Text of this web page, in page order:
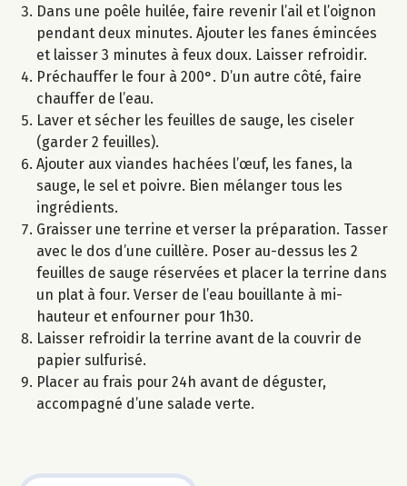
Dans une poêle huilée, faire revenir l’ail et l’oignon
pendant deux minutes. Ajouter les fanes émincées
et laisser 3 minutes à feux doux. Laisser refroidir.
Préchauffer le four à 200°. D’un autre côté, faire
chauffer de l’eau.
Laver et sécher les feuilles de sauge, les ciseler
(garder 2 feuilles).
Ajouter aux viandes hachées l’œuf, les fanes, la
sauge, le sel et poivre. Bien mélanger tous les
ingrédients.
Graisser une terrine et verser la préparation. Tasser
avec le dos d’une cuillère. Poser au-dessus les 2
feuilles de sauge réservées et placer la terrine dans
un plat à four. Verser de l’eau bouillante à mi-
hauteur et enfourner pour 1h30.
Laisser refroidir la terrine avant de la couvrir de
papier sulfurisé.
Placer au frais pour 24h avant de déguster,
accompagné d’une salade verte.